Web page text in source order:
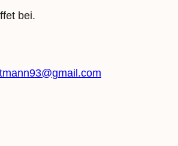
bei.